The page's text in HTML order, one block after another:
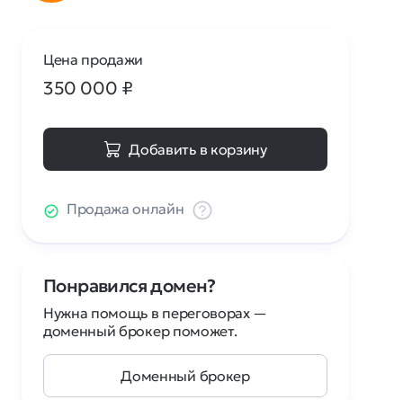
Цена продажи
350 000 ₽
Добавить в корзину
Продажа онлайн
Понравился домен?
Нужна помощь в переговорах —
доменный брокер поможет.
Доменный брокер